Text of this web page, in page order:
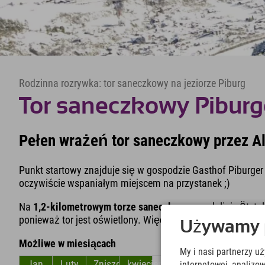
Rodzinna rozrywka: tor saneczkowy na jeziorze Piburg
Tor saneczkowy
Pełen wrażeń tor saneczkowy przez
Punkt startowy znajduje się w gospodzie Gasthof
oczywiście wspaniałym miejscem na przystanek ;)
Na 1,2-kilometrowym torze saneczkowymw dolinie
ponieważ tor jest oświetlony. Więc na co czekasz?
Możliwe w miesiącach
My i nasi partnerzy